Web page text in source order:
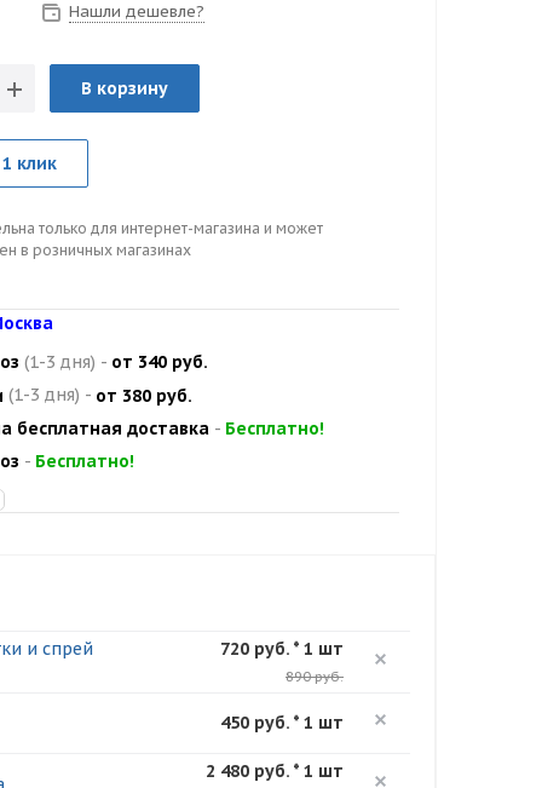
Нашли дешевле?
В корзину
клик
только для интернет-магазина и может
в розничных магазинах
(1-3 дня) - от 340 руб.
(1-3 дня) - от 380 руб.
бесплатная доставка - Бесплатно!
- Бесплатно!
и спрей
720 руб. * 1 шт
890 руб.
450 руб. * 1 шт
2 480 руб. * 1 шт